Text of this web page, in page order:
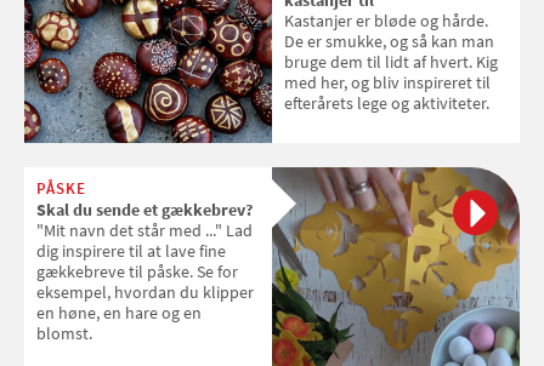
Kastanjer er bløde og hårde.
De er smukke, og så kan man
bruge dem til lidt af hvert. Kig
med her, og bliv inspireret til
efterårets lege og aktiviteter.
PÅSKE
Skal du sende et gækkebrev?
"Mit navn det står med ..." Lad
dig inspirere til at lave fine
gækkebreve til påske. Se for
eksempel, hvordan du klipper
en høne, en hare og en
blomst.